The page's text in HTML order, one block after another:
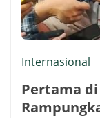
Internasional
Pertama di